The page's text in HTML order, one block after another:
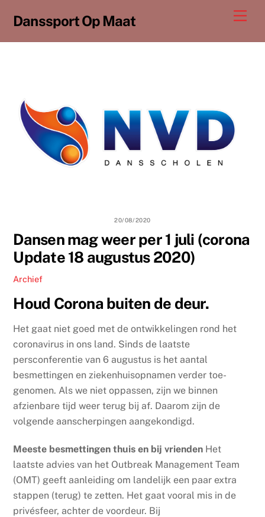
naarDanssport Op Maat
20/08/2020
Dansen mag weer per 1 juli (corona
Update 18 augustus 2020)
Archief
Houd Corona buiten de deur.
Het gaat niet goed met de ontwikkelingen rond het
coronavirus in ons land. Sinds de laatste
persconferentie van 6 augustus is het aantal
besmettingen en ziekenhuisopnamen verder toe-
genomen. Als we niet oppassen, zijn we binnen
afzienbare tijd weer terug bij af. Daarom zijn de
volgende aanscherpingen aangekondigd.
Meeste besmettingen thuis en bij vrienden Het
laatste advies van het Outbreak Management Team
(OMT) geeft aanleiding om landelijk een paar extra
stappen (terug) te zetten. Het gaat vooral mis in de
privésfeer, achter de voordeur. Bij